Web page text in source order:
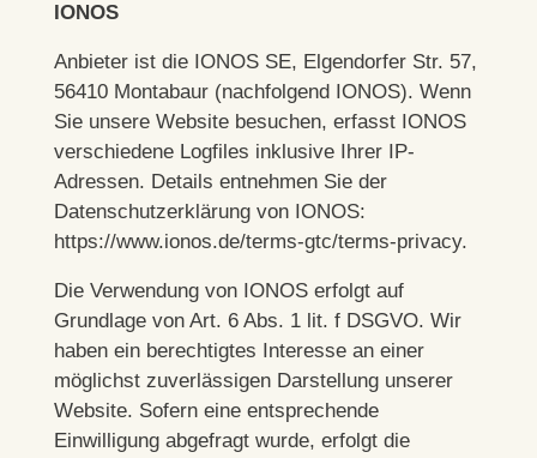
IONOS
Anbieter ist die IONOS SE, Elgendorfer Str. 57,
56410 Montabaur (nachfolgend IONOS). Wenn
Sie unsere Website besuchen, erfasst IONOS
verschiedene Logfiles inklusive Ihrer IP-
Adressen. Details entnehmen Sie der
Datenschutzerklärung von IONOS:
https://www.ionos.de/terms-gtc/terms-privacy.
Die Verwendung von IONOS erfolgt auf
Grundlage von Art. 6 Abs. 1 lit. f DSGVO. Wir
haben ein berechtigtes Interesse an einer
möglichst zuverlässigen Darstellung unserer
Website. Sofern eine entsprechende
Einwilligung abgefragt wurde, erfolgt die